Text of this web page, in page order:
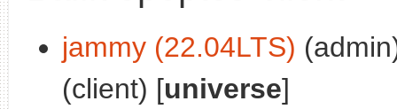
jammy (22.04LTS)
(client) [universe]